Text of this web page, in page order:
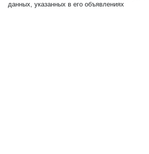
данных, указанных в его объявлениях